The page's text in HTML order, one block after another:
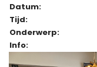
Datum:
Tijd:
Onderwerp:
Info: